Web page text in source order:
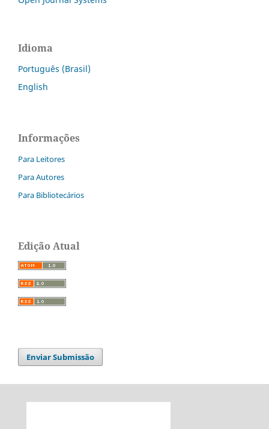
Idioma
Português (Brasil)
English
Informações
Para Leitores
Para Autores
Para Bibliotecários
Edição Atual
Enviar Submissão